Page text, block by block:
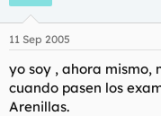
11 Sep 2005
yo soy , ahora mismo,
cuando pasen los
Arenillas.